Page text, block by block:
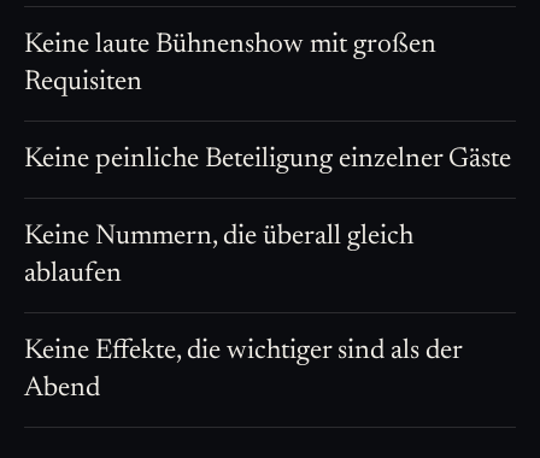
Keine laute Bühnenshow mit großen
Requisiten
Keine peinliche Beteiligung einzelner Gäste
Keine Nummern, die überall gleich
ablaufen
Keine Effekte, die wichtiger sind als der
Abend